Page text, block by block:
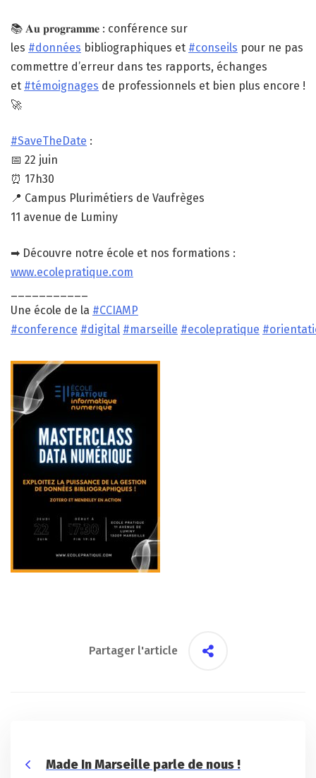
📚 𝐀𝐮 𝐩𝐫𝐨𝐠𝐫𝐚𝐦𝐦𝐞 : conférence sur
les #données bibliographiques et #conseils pour ne pas
commettre d’erreur dans tes rapports, échanges
et #témoignages de professionnels et bien plus encore !
🚀
#SaveTheDate :
📅 22 juin
⏰ 17h30
📍 Campus Plurimétiers de Vaufrèges
11 avenue de Luminy
➡ Découvre notre école et nos formations :
www.ecolepratique.com
Une école de la #CCIAMP
#conference #digital #marseille #ecolepratique
Partager l'article
Made In Marseille parle de nous !